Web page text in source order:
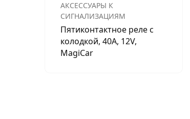
АКСЕССУАРЫ К
СИГНАЛИЗАЦИЯМ
Пятиконтактное реле с
колодкой, 40А, 12V,
MagiCar